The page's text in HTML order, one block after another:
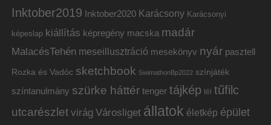
Inktober2019 Inktober2020 Karácsony Karácsonyi
képeslap kiállítás képregény macska madár
MalacésTehén meseillusztráció mesekönyv nyár pasztell
Rozka és Vadóc sketchbook SwimathonBp2022 színjáték
színtanulmány szürke háttér tenger tájkép tél tűfilc
utcarészlet virág Városliget állatok életkép épület